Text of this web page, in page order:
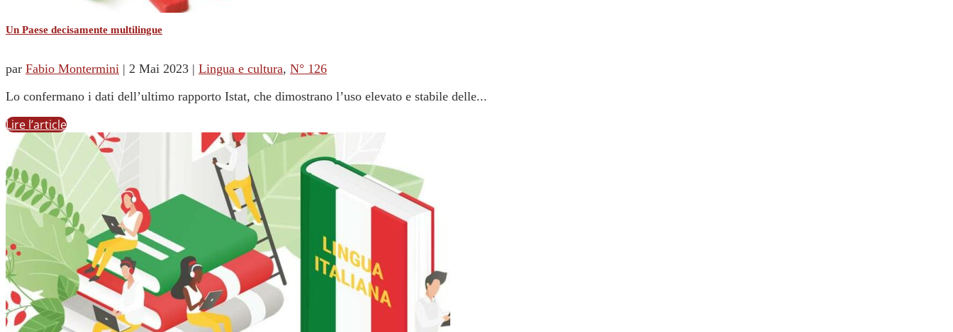
Un Paese decisamente multilingue
par Fabio Montermini | 2 Mai 2023 | Lingua e cultura, N° 126
Lo confermano i dati dell’ultimo rapporto Istat, che dimostrano l’uso elevato e stabile delle...
Lire l’article